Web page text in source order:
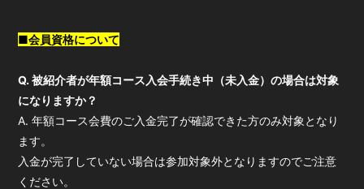
■会員資格について
Q. 被紹介者が年額コース入会手続き中（未入金）の場合は対象
になりますか？
A. 年額コース会費のご入金完了が確認できた方のみ対象となり
ます。
入金が完了していない場合は参加対象外となりますのでご注意
ください。